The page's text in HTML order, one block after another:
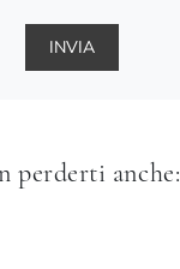
INVIA
perderti anche: